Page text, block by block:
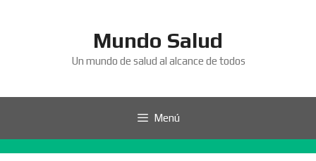
Mundo Salud
Un mundo de salud al alcance de todos
Menú